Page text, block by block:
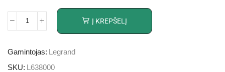
Į KREPŠELĮ
Gamintojas:
Legrand
SKU:
L638000